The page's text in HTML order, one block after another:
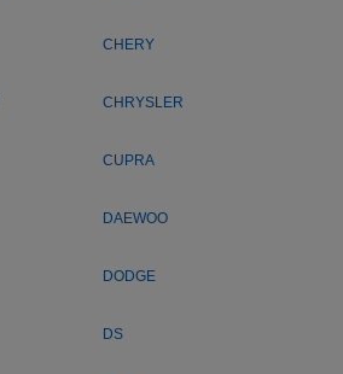
CHERY
CHRYSLER
CUPRA
DAEWOO
DODGE
DS